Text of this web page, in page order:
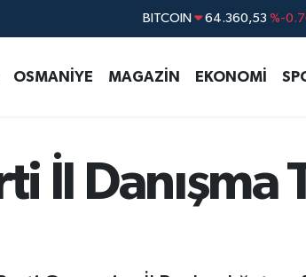
DOLAR 47,7069
STERLİN 64,1897
BITCOIN 64.360,53 %-
OSMANİYE MAGAZİN EKONOMİ
İl Danışma